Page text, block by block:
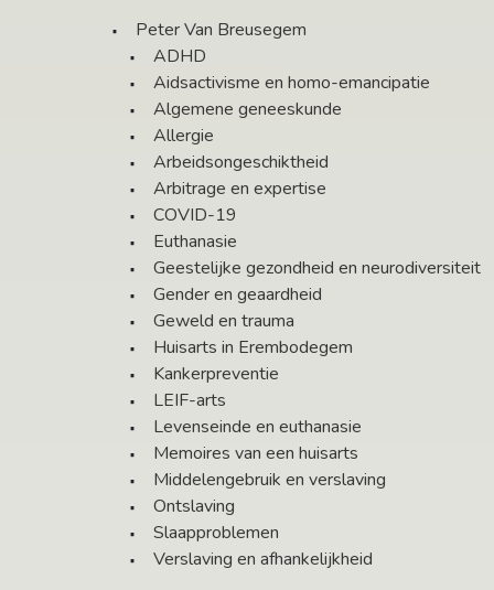
Peter Van Breusegem
ADHD
Aidsactivisme en homo-emancipatie
Algemene geneeskunde
Allergie
Arbeidsongeschiktheid
Arbitrage en expertise
COVID-19
Euthanasie
Geestelijke gezondheid en neurodiversiteit
Gender en geaardheid
Geweld en trauma
Huisarts in Erembodegem
Kankerpreventie
LEIF-arts
Levenseinde en euthanasie
Memoires van een huisarts
Middelengebruik en verslaving
Ontslaving
Slaapproblemen
Verslaving en afhankelijkheid